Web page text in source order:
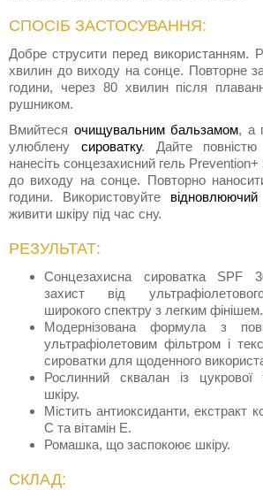
СПОСІБ ЗАСТОСУВАННЯ:
Добре струсити перед використанням.
хвилин до виходу на сонце. Повторне
години, через 80 хвилин після
рушником.
Вмийтеся очищувальним бальзамом, а
улюблену сироватку. Дайте повністю
нанесіть сонцезахисний гель
до виходу на сонце. Повторно
години. Використовуйте
живити шкіру під час сну.
РЕЗУЛЬТАТ:
Сонцезахисна сироватка SPF
захист від
широкого спектру з легким фінішем.
Модернізована формула з
ультрафіолетовим фільтром і
сироватки для щоденного
Рослинний сквалан із цукрової
шкіру.
Містить антиоксиданти, екстракт
С та вітамін Е.
Ромашка, що заспокоює шкіру.
СКЛАД: